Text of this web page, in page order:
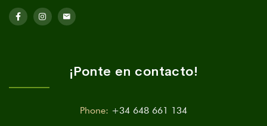
¡Ponte en contacto!
Phone: +34 648 661 134